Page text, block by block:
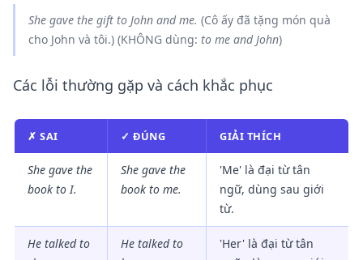
She gave the gift to John andme. (Cô ấy đã tặng món quà
cho John và tôi.) (KHÔNG dùng: to me and John)
Các lỗi thường gặp và cách khắc phục
✗ SAI ✓ ĐÚNG GIẢI THÍCH
She gave the
book to I.
She gave the
book to me.
'Me' là đại từ tân
ngữ, dùng sau giới
từ.
He talked to
He talked to
'Her' là đại từ tân